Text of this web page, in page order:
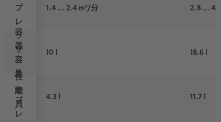
プ
レ
ッ
サ
ー
性
能
容
器
容
量
定
員
プ
レ
1.4 ... 2.4 m³/分
10 l
4.3 l
2.8 ...
18.6 l
11.7 l